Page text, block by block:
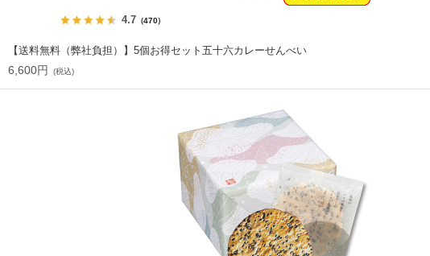
4.7（470）
【送料無料（弊社負担）】5個お得セット五十六カレーせんべい
6,600円 (税込)